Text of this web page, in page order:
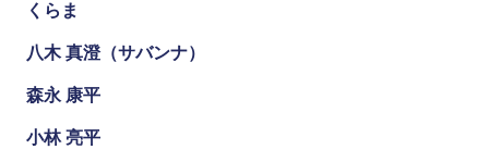
くらま
八木 真澄（サバンナ）
森永 康平
小林 亮平